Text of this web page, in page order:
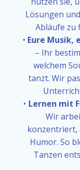
Lösungen
Abläufe zu
Eure Musik,
– Ihr
welchem
tanzt. Wir
Lernen mit
Wir
konzentriert,
Humor. So
Tanzen